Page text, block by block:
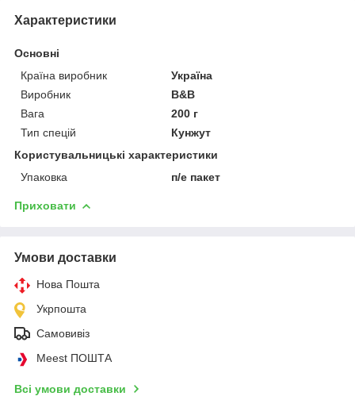
Характеристики
Основні
Країна виробник
Україна
Виробник
B&B
Вага
200 г
Тип спецій
Кунжут
Користувальницькі характеристики
Упаковка
п/е пакет
Приховати
Умови доставки
Нова Пошта
Укрпошта
Самовивіз
Meest ПОШТА
Всі умови доставки